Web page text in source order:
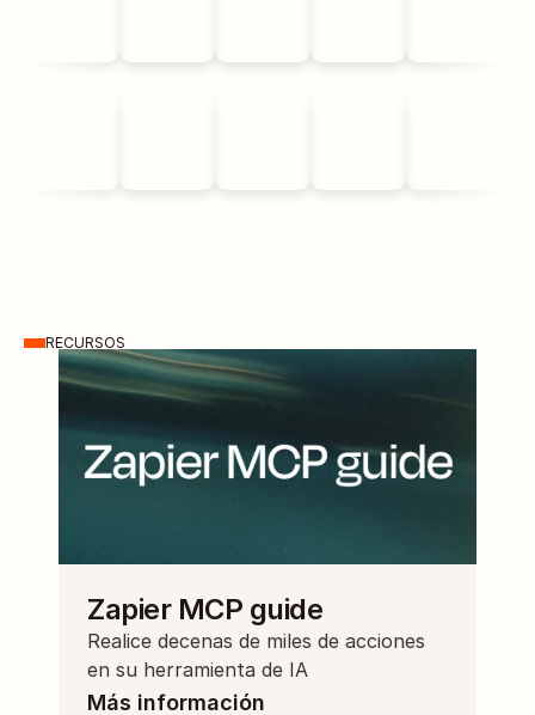
RECURSOS
Zapier MCP guide
Realice decenas de miles de acciones
en su herramienta de IA
Más información